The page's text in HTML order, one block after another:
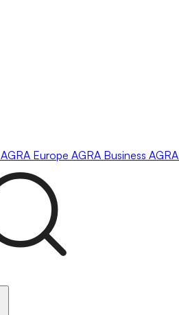
AGRA Europe AGRA Business AGRA